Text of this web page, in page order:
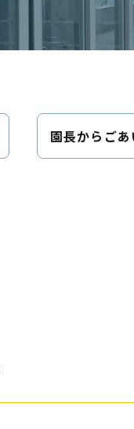
園長から ご